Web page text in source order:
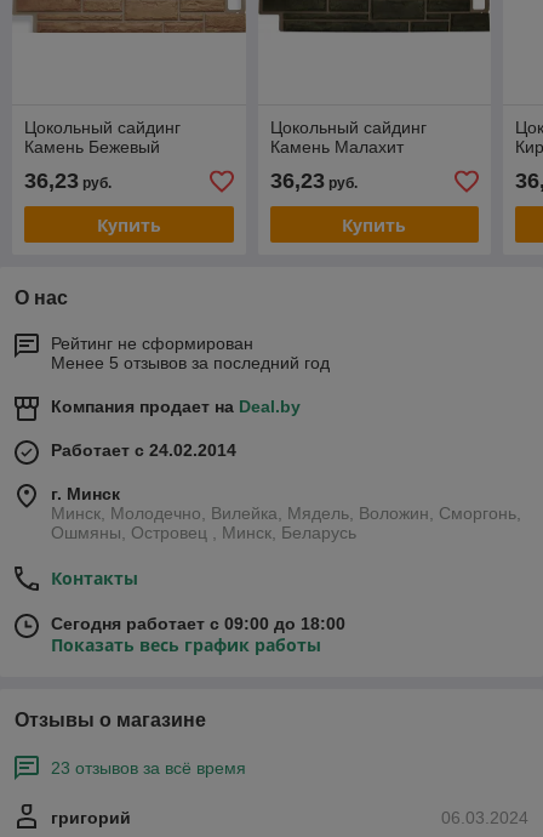
Цокольный сайдинг
Камень Бежевый
36,23 руб.
Купить
Цокольный сайдинг
Камень Малахит
36,23руб.
Купить
О нас
Рейтинг не сформирован
Менее 5 отзывов за последний год
Компания продает на Deal.by
Работает с 24.02.2014
г. Минск
Минск, Молодечно, Вилейка, Мядель, Воложин, Сморгонь,
Ошмяны, Островец , Минск, Беларусь
Контакты
Сегодня работает с 09:00 до 18:00
Показать весь график работы
Отзывы о магазине
23 отзывов за всё время
06.03.2024
григорий